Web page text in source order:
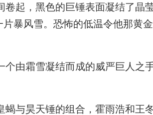
起，黑色的巨锤表面凝结了晶
暴风雪。恐怖的低温令他那黄
由霜雪凝结而成的威严巨人之
与昊天锤的组合，霍雨浩和王